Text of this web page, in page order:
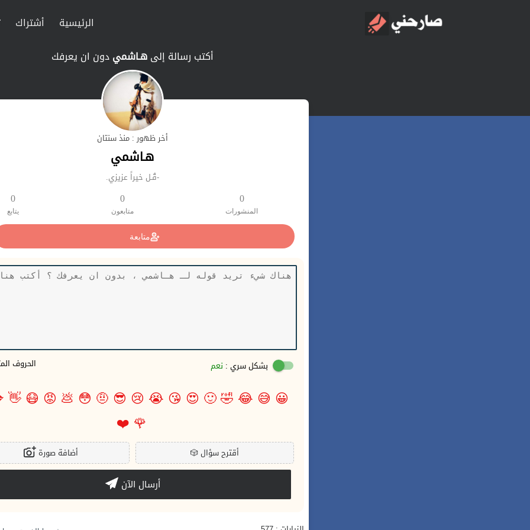
الرئيسية أشتراك
أكتب رسالة إلىهـاشميدون ان يعرفك
أخر ظهور : منذ سنتان
هـاشمي
-قُـل خيراً عزيزي.
0
المنشورات
0
متابعون
0
يتابع
متابعة
الحروف بشكل سري : نعم
😀
😅
😂
🤣
🙂
😍
😘
😭
😢
😎
🤨
😳
💩
😡
😷
👋
🌹
❤️
🎲أقترح سؤال أضافة صورة
أرسال الآن